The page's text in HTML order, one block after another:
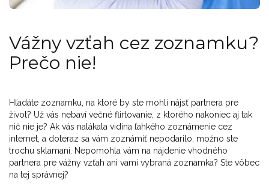
Vážny vzťah cez zoznamku?
Prečo nie!
Hľadáte zoznamku, na ktoré by ste mohli nájsť partnera pre
život? Už vás nebaví večné flirtovanie, z ktorého nakoniec aj tak
nič nie je? Ak vás nalákala vidina ľahkého zoznámenie cez
internet, a doteraz sa vám zoznámiť nepodarilo, možno ste
trochu sklamaní. Nepomohla vám na nájdenie vhodného
partnera pre vážny vzťah ani vami vybraná zoznamka? Ste vôbec
na tej správnej?